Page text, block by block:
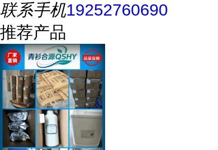
联系手机19252760690
推荐产品